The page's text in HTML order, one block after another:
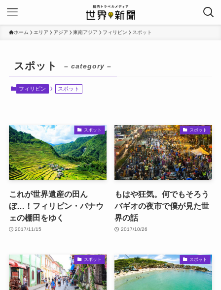
ホーム エリア アジア 東南アジア フィリピン スポット
スポット – category –
フィリピン スポット
スポット
これが世界遺産の田ん
ぼ…！フィリピン・バナウ
ェの棚田をゆく
2017/11/15
スポット
もはや狂気。何でもそろう
バギオの夜市で僕が見た世
界の話
2017/10/26
スポット スポット